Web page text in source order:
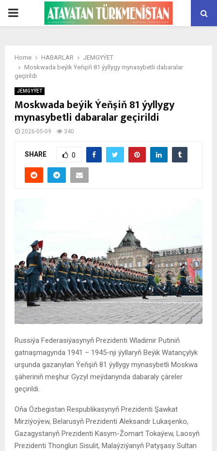
PRIMARY
Home HABARLAR
JEMGYÝET
Moskwada beýik Ýeňşiň 81 ýyllygy mynasybetli dabaralar
geçirildi
JEMGYÝET
Moskwada beýik Ýeňşiň 81 ýyllygy
mynasybetli dabaralar geçirildi
2026-05-09 340
SHARE 0
Russiýa Federasiýasynyň Prezidenti Wladimir Putiniň
gatnaşmagynda 1941 – 1945-nji ýyllaryň Beýik Watançylyk
urşunda gazanylan Ýeňşiň 81 ýyllygy mynasybetli Moskwa
şäheriniň meşhur Gyzyl meýdanynda dabaraly çäreler
geçirildi.
Oňa Özbegistan Respublikasynyň Prezidenti Şawkat
Mirziýoýew, Belarusyň Prezidenti Aleksandr Lukaşenko,
Gazagystanyň Prezidenti Kasym-Žomart Tokaýew, Laosyň
Prezidenti Thonglun Sisulit, Malaýziýanyň Patyşasy Sultan